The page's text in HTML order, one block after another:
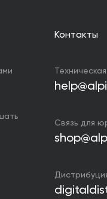
Контакты
Связь для